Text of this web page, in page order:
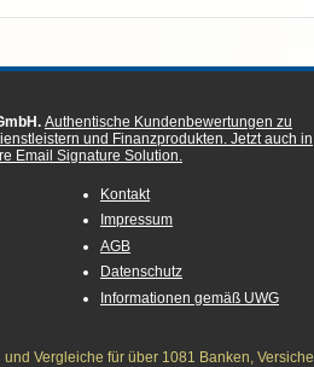
Authentische Kundenbewertungen zu
und Finanzprodukten. Jetzt auch in
Email Signature Solution.
Kontakt
Impressum
AGB
Datenschutz
Informationen gemäß UWG
Vergleiche für über 1081 Banken,